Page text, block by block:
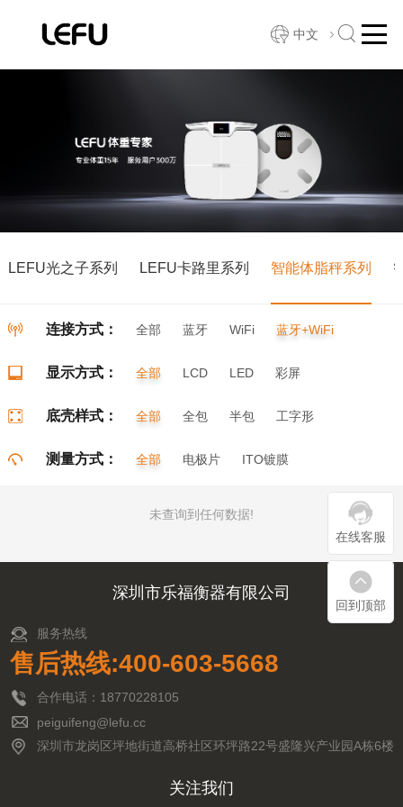
在线客服
回到顶部
中文
LEFU光之子系列 LEFU卡路里系列 智能体脂秤系列
连接方式： 全部 蓝牙 WiFi 蓝牙+WiFi
显示方式： 全部 LCD LED 彩屏
底壳样式： 全部 全包 半包
工字形
测量方式： 全部 电极片 ITO镀膜
未查询到任何数据!
深圳市乐福衡器有限公司
服务热线
售后热线:400-603-5668
合作电话：18770228105
peiguifeng@lefu.cc
深圳市龙岗区坪地街道高桥社区环坪路22号盛隆兴产业园A栋6楼
关注我们